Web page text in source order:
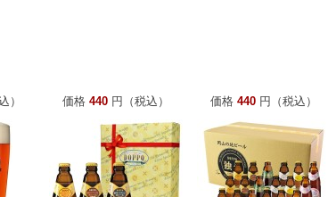
） 価格 440 円（税込） 価格 440 円（税込）